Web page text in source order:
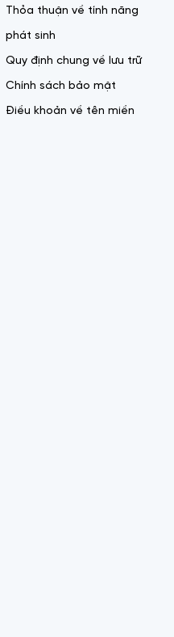
Thỏa thuận về tính năng
phát sinh
Quy định chung về lưu trữ
Chính sách bảo mật
Điều khoản về tên miền